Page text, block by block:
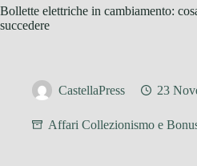
Bollette elettriche in cambiamento:
succedere
CastellaPress 23
Affari Collezionismo e